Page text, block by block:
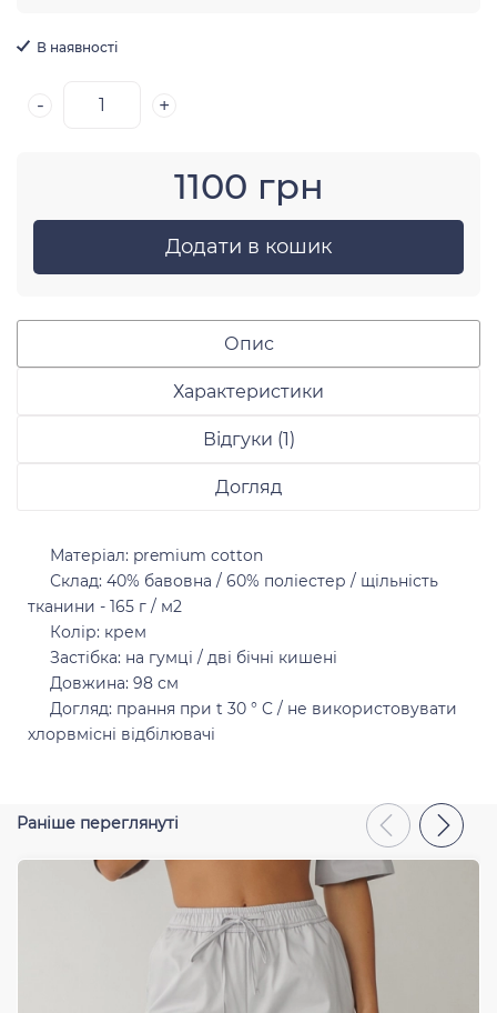
В наявності
- +
1100 грн
Додати в кошик
Опис
Характеристики
Відгуки (1)
Догляд
Матеріал: premium cotton
Склад: 40% бавовна / 60% поліестер / щільність
тканини - 165 г / м2
Колір: крем
Застібка: на гумці / дві бічні кишені
Довжина: 98 см
Догляд: прання при t 30 ° C / не використовувати
хлорвмісні відбілювачі
Раніше переглянуті